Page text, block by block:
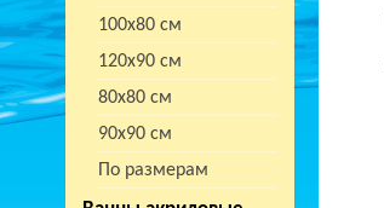
100х80 см
120х90 см
80х80 см
90х90 см
По размерам